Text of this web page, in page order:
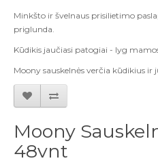
Minkšto ir švelnaus prisilietimo
priglunda.
Kūdikis jaučiasi patogiai - lyg
Moony sauskelnės verčia kūdikius
Moony
48vnt